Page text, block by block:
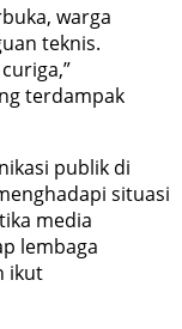
warga
teknis.
terdampak
publik di
situasi
media
lembaga
ikut